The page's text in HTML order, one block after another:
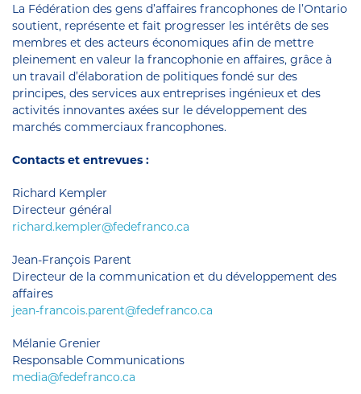
La Fédération des gens d’affaires francophones de l’Ontario
soutient, représente et fait progresser les intérêts de ses
membres et des acteurs économiques afin de mettre
pleinement en valeur la francophonie en affaires, grâce à
un travail d’élaboration de politiques fondé sur des
principes, des services aux entreprises ingénieux et des
activités innovantes axées sur le développement des
marchés commerciaux francophones.
Contacts et entrevues :
Richard Kempler
Directeur général
richard.kempler@fedefranco.ca
Jean-François Parent
Directeur de la communication et du développement des
affaires
jean-francois.parent@fedefranco.ca
Mélanie Grenier
Responsable Communications
media@fedefranco.ca